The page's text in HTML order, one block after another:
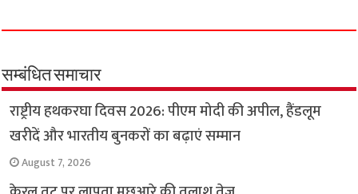
e
o
o
k
t
A
p
p
t
r
e
a
m
i
y
n
k
r
सम्बंधित समाचार
राष्ट्रीय हथकरघा दिवस 2026: पीएम मोदी की अपील, हैंडलूम
खरीदें और भारतीय बुनकरों का बढ़ाएं सम्मान
August 7, 2026